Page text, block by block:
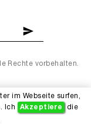
Rechte vorbehalten.
im Webseite surfen,
Ich
Akzeptiere
die